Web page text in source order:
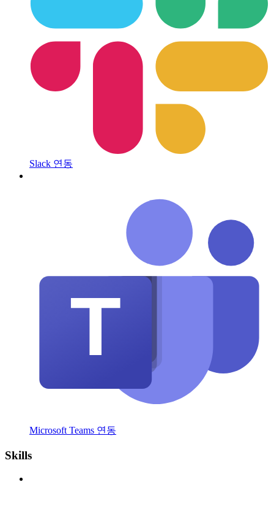
Slack 연동
Microsoft Teams 연동
Skills